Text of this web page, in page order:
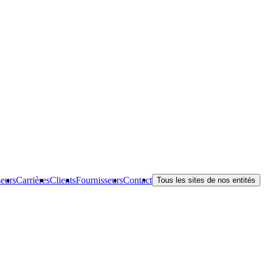
CarrièresClientsFournisseursContact Tous les sites de nos entités